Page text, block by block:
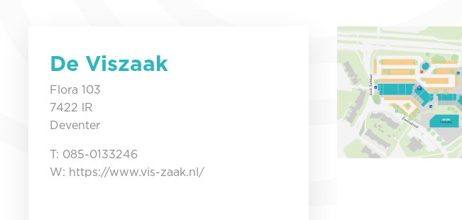
De Viszaak
Flora 103
7422 lR
Deventer
T: 085-0133246
W: https://www.vis-zaak.nl/